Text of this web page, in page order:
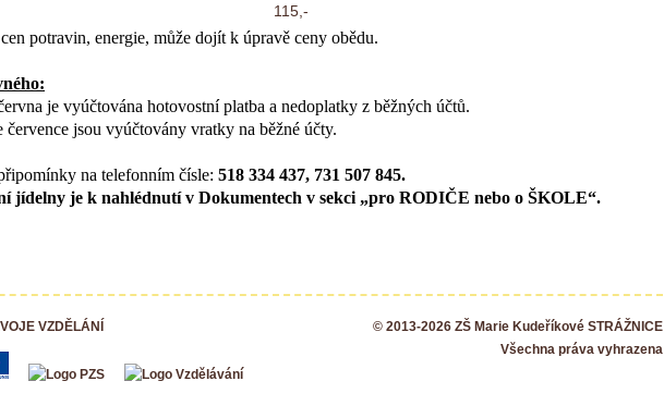
115,-
potravin, energie, může dojít k úpravě ceny obědu.
je vyúčtována hotovostní platba a nedoplatky z běžných účtů.
července jsou vyúčtovány vratky na běžné účty.
na telefonním čísle: 518 334 437, 731 507 845.
jídelny je k nahlédnutí v Dokumentech v sekci „pro RODIČE nebo o ŠKOLE“.
VZDĚLÁNÍ
© 2013-2026 ZŠ Marie Kudeříkové STRÁŽNICE
Všechna práva vyhrazena